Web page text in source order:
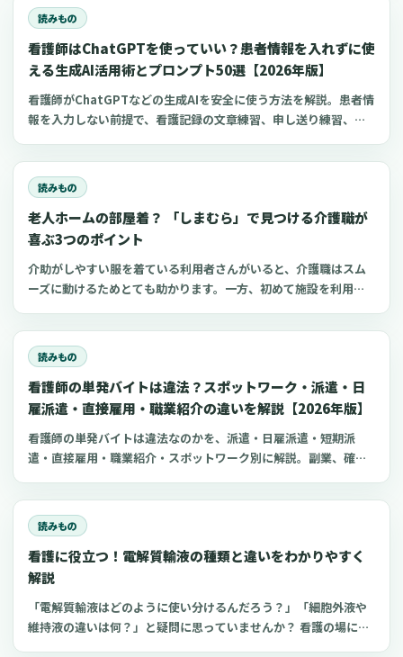
を避けるポイント、ワクチン接種時の手順までわかりやすく解説
します。
読みもの
看護師はChatGPTを使っていい？患者情報を入れずに使
える生成AI活用術とプロンプト50選【2026年版】
看護師がChatGPTなどの生成AIを安全に使う方法を解説。患者情
報を入力しない前提で、看護記録の文章練習、申し送り練習、復
読みもの
老人ホームの部屋着？ 「しまむら」で見つける介護職が
喜ぶ3つのポイント
介助がしやすい服を着ている利用者さんがいると、介護職はスム
ーズに動けるためとても助かります。一方、初めて施設を利用す
道府県に約1,400店舗ある「しまむら」で手に入れられるアイテ
ムを中心に、老人ホームに入所した利用者さんと介護職にとって
快適な部屋着のポイントをご紹介します。
読みもの
看護師の単発バイトは違法？スポットワーク・派遣・日
雇派遣・直接雇用・職業紹介の違いを解説【2026年版】
看護師の単発バイトは違法なのかを、派遣・日雇派遣・短期派
遣・直接雇用・職業紹介・スポットワーク別に解説。副業、確定
点も整理します。
読みもの
看護に役立つ！電解質輸液の種類と違いをわかりやすく
解説
「電解質輸液はどのように使い分けるんだろう？」「細胞外液や
維持液の違いは何？」と疑問に思っていませんか？ 看護の場にお